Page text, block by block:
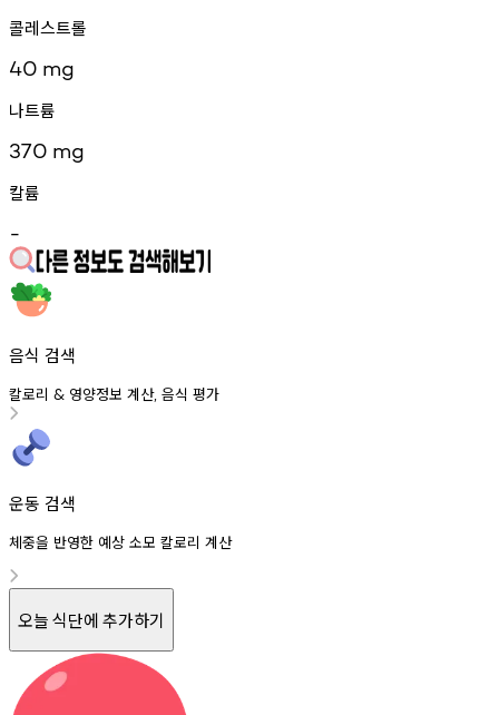
콜레스트롤
40 mg
나트륨
370 mg
칼륨
-
음식 검색
칼로리 & 영양정보 계산, 음식 평가
운동 검색
체중을 반영한 예상 소모 칼로리 계산
오늘 식단에 추가하기